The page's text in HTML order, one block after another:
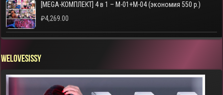
[MEGA-КОМПЛЕКТ] 4 в 1 – M-01+M-04 (экономия 550 р.)
₽4,269.00
WELOVESISSY